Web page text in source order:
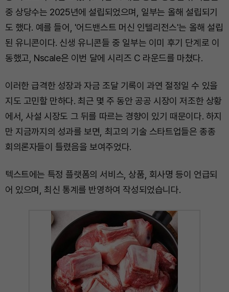
중 상당수는 2025년에 설립되었으며, 일부는 올해 설립되기
도 했다. 예를 들어, '어드밴스트 머신 인텔리전스'는 올해 설립
된 유니콘이다. 신생 유니콘들 중 일부는 이미 후기 단계로 이
동했고, Nscale은 이번 달에 시리즈 C 라운드를 마쳤다.
이러한 급격한 성장과 자금 조달 기록이 과연 절정일 수 있을
지도 고민할 만하다. 최근 몇 주 동안 공공 시장이 저조한 상황
에서, 사설 시장도 그 뒤를 따르는 경향이 있기 때문이다. 하지
만 지금까지의 성과를 보면, 최고의 기술 스타트업들은 종종
회의론자들이 틀렸음을 보여주었다.
텍스트에는 특정 플랫폼의 서비스, 상품, 회사명 등이 언급되
어 있으며, 최신 통계를 반영하여 작성되었습니다.